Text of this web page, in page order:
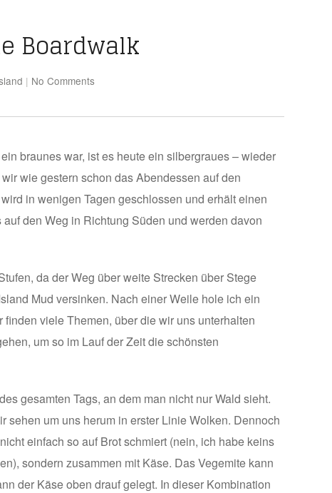
Boardwalk
| No Comments
braunes war, ist es heute ein silbergraues – wieder
wie gestern schon das Abendessen auf den
in wenigen Tagen geschlossen und erhält einen
den Weg in Richtung Süden und werden davon
da der Weg über weite Strecken über Stege
Mud versinken. Nach einer Weile hole ich ein
viele Themen, über die wir uns unterhalten
um so im Lauf der Zeit die schönsten
gesamten Tags, an dem man nicht nur Wald sieht.
um uns herum in erster Linie Wolken. Dennoch
einfach so auf Brot schmiert (nein, ich habe keins
sondern zusammen mit Käse. Das Vegemite kann
der Käse oben drauf gelegt. In dieser Kombination